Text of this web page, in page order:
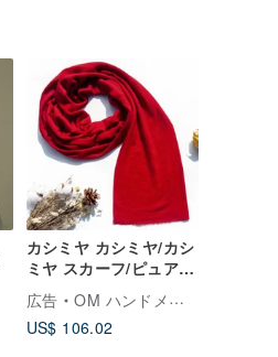
カシミヤ カシミヤ/カシ
ミヤ スカーフ/ピュア
ウール スカーフ ショー
ル/リング ベルベット
ショール - チリ レッド
広告
OM ハンドメイド
US$ 106.02